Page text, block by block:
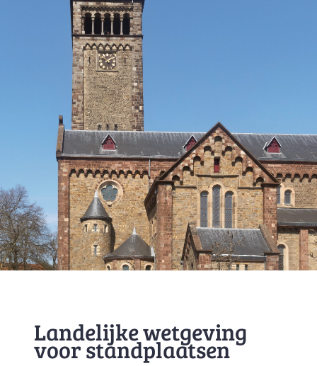
Landelijke wetgeving
voor standplaatsen